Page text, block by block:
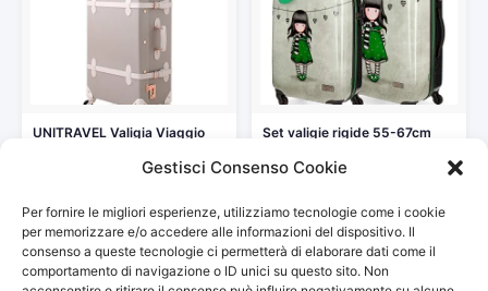
Gestisci Consenso Cookie
Per fornire le migliori esperienze, utilizziamo tecnologie come i cookie
per memorizzare e/o accedere alle informazioni del dispositivo. Il
consenso a queste tecnologie ci permetterà di elaborare dati come il
comportamento di navigazione o ID unici su questo sito. Non
UNITRAVEL Valigia Viaggio
Vedi storico
Set valigie rigide 55-67cm
262,48 €
Vedi storico